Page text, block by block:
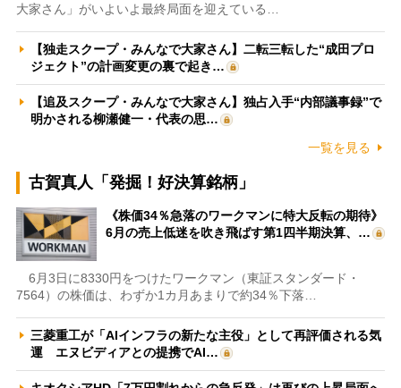
大家さん」がいよいよ最終局面を迎えている…
【独走スクープ・みんなで大家さん】二転三転した“成田プロ
ジェクト”の計画変更の裏で起き…
【追及スクープ・みんなで大家さん】独占入手“内部議事録”で
明かされる柳瀬健一・代表の思…
一覧を見る
古賀真人「発掘！好決算銘柄」
《株価34％急落のワークマンに特大反転の期待》
6月の売上低迷を吹き飛ばす第1四半期決算、…
6月3日に8330円をつけたワークマン（東証スタンダード・
7564）の株価は、わずか1カ月あまりで約34％下落…
三菱重工が「AIインフラの新たな主役」として再評価される気
運 エヌビディアとの提携でAI…